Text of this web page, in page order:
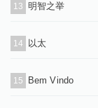
13 明智之举
14 以太
15 Bem Vindo